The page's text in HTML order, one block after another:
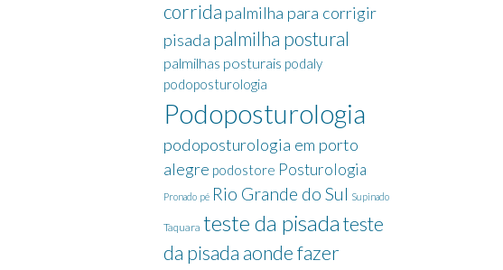
corrida palmilha para corrigir
pisada palmilha postural
palmilhas posturais podaly
podoposturologia
Podoposturologia
podoposturologia em porto
alegre podostore Posturologia
Pronado pé Rio Grande do Sul Supinado
Taquara teste da pisadateste
da pisada aonde fazer